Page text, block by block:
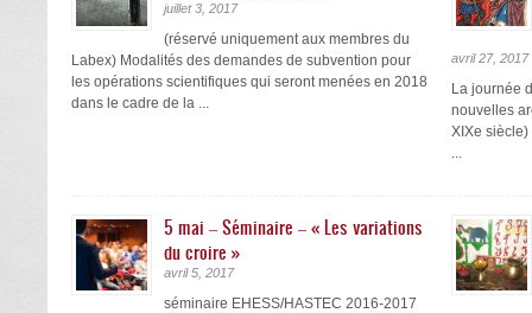
juillet 3, 2017
(réservé uniquement aux membres du
Labex) Modalités des demandes de subvention pour
les opérations scientifiques qui seront menées en 2018
dans le cadre de la ...
avril 27, 2017
La journée
nouvelles
XIXe
...
5 mai – Séminaire – « Les variations
du croire »
avril 5, 2017
séminaire EHESS/HASTEC 2016-2017